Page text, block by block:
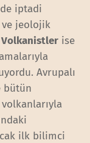
iptadi
ve jeolojik
Volkanistler ise
Avrupalı
bütün
ilk bilimci